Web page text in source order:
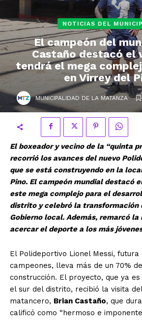
NOTICIAS DEL
El campeón del
Castaño destacó el
tendrá el mega
en Virrey del
MUNICIPALIDAD DE LA MATANZA .
El boxeador y vecino de la “quinta
recorrió los avances del nuevo
que se está construyendo en la
Pino. El campeón mundial destacó
este mega complejo para el
distrito y celebró la transformación
Gobierno local. Además, remarcó
acercar el deporte a los más
El Polideportivo Lionel Messi, futura
campeones, lleva más de un 70%
construcción. El proyecto, que ya
el sur del distrito, recibió la visita
matancero, Brian Castaño, que
calificó como “hermoso e